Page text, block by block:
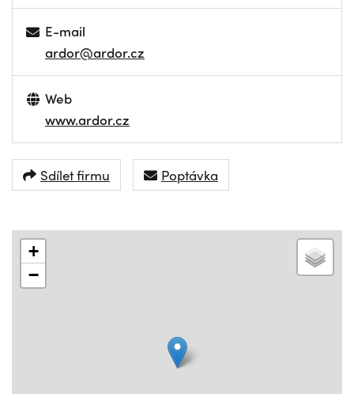
E-mail
ardor@ardor.cz
Web
www.ardor.cz
Sdílet firmu Poptávka
+
−